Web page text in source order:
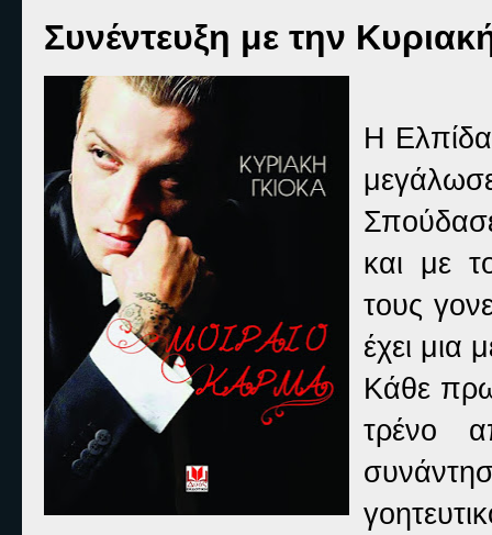
Συνέντευξη με την
Η
και με
τους
έχει μια
Κάθε
τρένο